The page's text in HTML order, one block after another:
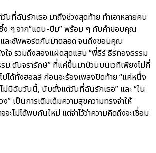
นที่ฉันรักเธอ มาถึงช่วงสุดท้าย ทำเอาหลายคน
ง ๆ จาก“แดน-บีม” พร้อม ๆ กับคำขอบคุณ
ะซัพพอร์ตกันมาตลอด จนถึงขอบคุณ
ใจ รวมถึงสองแฝดสุดแสบ “พี่ธีร์ ธีร์ทองธรรม
ตันจรารักษ์” ที่แค่ขึ้นมาป่วนบนเวทีเพียงไม่กี่
ปได้ทั้งฮอลล์ ก่อนจะร้องเพลงปิดท้าย “แค่หนึ่ง
ม่มีฉันวันนี้, นับตั้งแต่วันที่ฉันรักเธอ” และ “ใน
” เป็นการเติมเต็มความสุขความทรงจำให้
จะไม่ได้พบกันใหม่ แต่จำไว้ว่าความคิดถึงจะเชื่อม